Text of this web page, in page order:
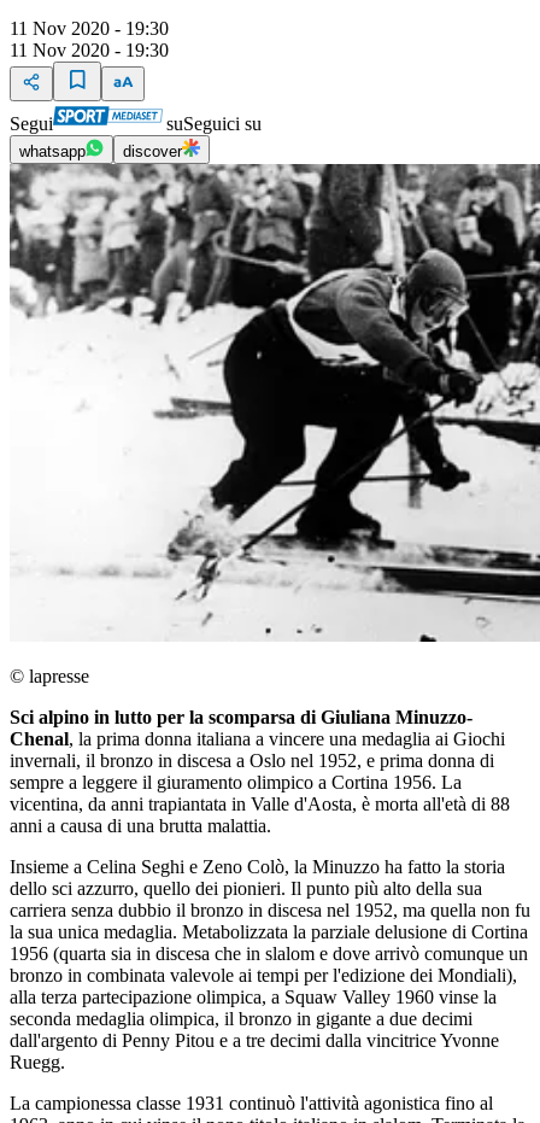
11 Nov 2020 - 19:30
11 Nov 2020 - 19:30
Segui suSeguici su
whatsapp discover
© lapresse
Sci alpino in lutto per la scomparsa di Giuliana Minuzzo-
Chenal, la prima donna italiana a vincere una medaglia ai Giochi
invernali, il bronzo in discesa a Oslo nel 1952, e prima donna di
sempre a leggere il giuramento olimpico a Cortina 1956. La
vicentina, da anni trapiantata in Valle d'Aosta, è morta all'età di 88
anni a causa di una brutta malattia.
Insieme a Celina Seghi e Zeno Colò, la Minuzzo ha fatto la storia
dello sci azzurro, quello dei pionieri. Il punto più alto della sua
carriera senza dubbio il bronzo in discesa nel 1952, ma quella non fu
la sua unica medaglia. Metabolizzata la parziale delusione di Cortina
1956 (quarta sia in discesa che in slalom e dove arrivò comunque un
bronzo in combinata valevole ai tempi per l'edizione dei Mondiali),
alla terza partecipazione olimpica, a Squaw Valley 1960 vinse la
seconda medaglia olimpica, il bronzo in gigante a due decimi
dall'argento di Penny Pitou e a tre decimi dalla vincitrice Yvonne
Ruegg.
La campionessa classe 1931 continuò l'attività agonistica fino al